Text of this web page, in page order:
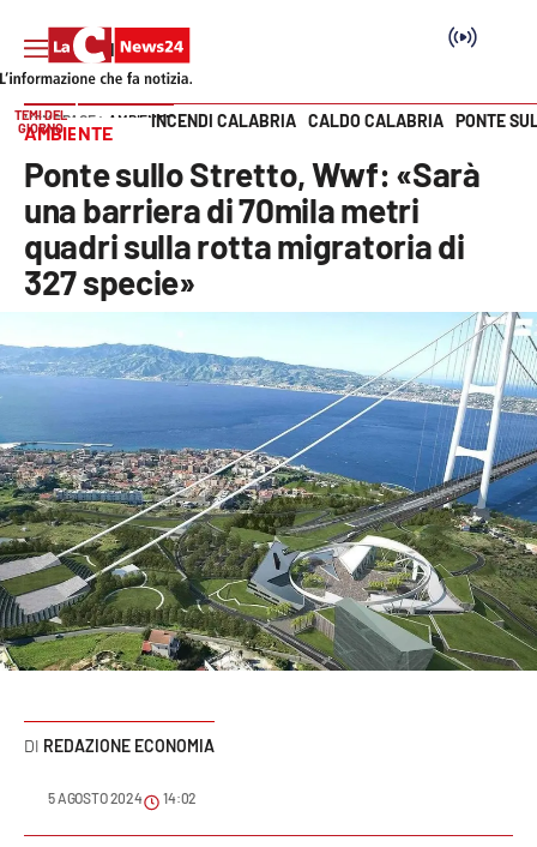
SEZIONI
Cronaca
Politica
Attualità
Economia e lavoro
Italia Mondo
Sanità
Sport
Cultura
Podcast
Meteo
Vai
TEMI DEL
GIORNO
INCENDI CALABRIA CALDO CALABRIA PONTE
HOME PAGE AMBIENTE
AMBIENTE
Ponte sullo Stretto, Wwf: «Sarà
una barriera di 70mila metri
quadri sulla rotta migratoria di
327 specie»
REDAZIONE ECONOMIA
5 AGOSTO 2024 14:02